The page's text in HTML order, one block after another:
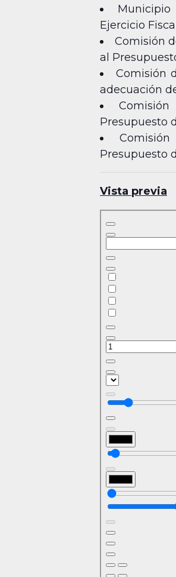
Municipio
Ejercicio
Comisión
al
Comisión
adecuación
Presupuesto
Presupuesto
Vista previa
to
PDF
content